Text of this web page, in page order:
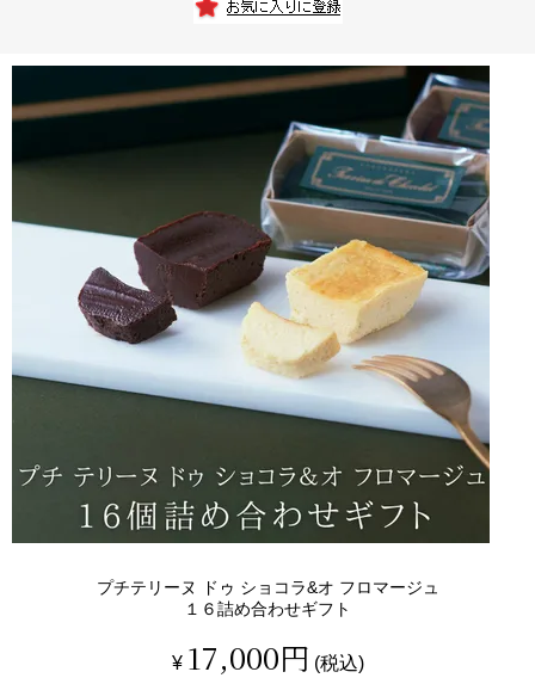
プチテリーヌ ドゥ ショコラ&オ フロマージュ
１６詰め合わせギフト
¥ 17,000 税込